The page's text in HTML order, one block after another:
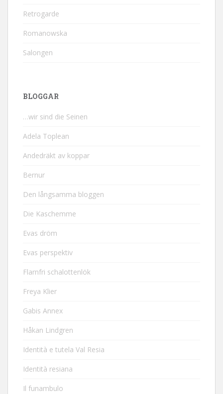
Retrogarde
Romanowska
Salongen
BLOGGAR
…wir sind die Seinen
Adela Toplean
Andedräkt av koppar
Bernur
Den långsamma bloggen
Die Kaschemme
Evas dröm
Evas perspektiv
Flarnfri schalottenlök
Freya Klier
Gabis Annex
Håkan Lindgren
Identità e tutela Val Resia
Identità resiana
Il funambulo